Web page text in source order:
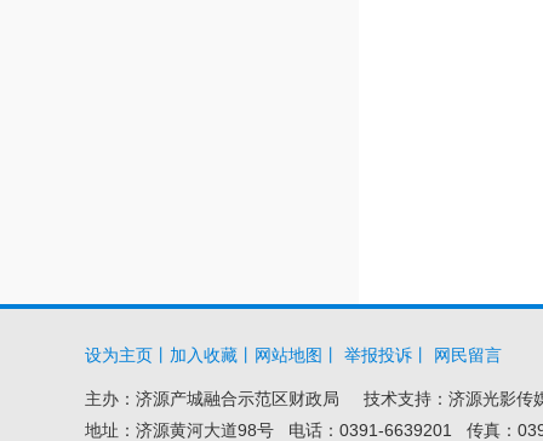
设为主页 加入收藏 网站地图 举报投诉 网民留言
主办： 济源产城融合示范区财政局 技术支持：济源光影
地址：济源黄河大道98号 电话：0391-6639201 传真：